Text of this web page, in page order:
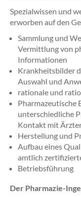
Spezialwissen und
erworben auf den
Sammlung und
Vermittlung von
Informationen
Krankheitsbilder
Auswahl und
rationale und
Pharmazeutische
unterschiedliche
Kontakt mit
Herstellung und
Aufbau eines
amtlich
Betriebsführung
Der Pharmazie-